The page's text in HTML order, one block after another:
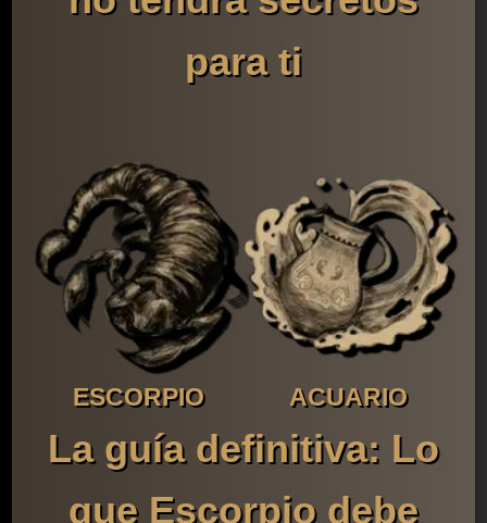
para ti
ESCORPIO ACUARIO
La guía definitiva: Lo
que Escorpio debe